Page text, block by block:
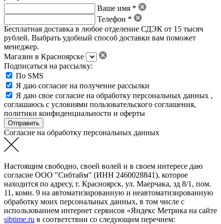
Ваше имя *
Телефон *
Бесплатная доставка в любое отделение СДЭК от 15 тысяч
рублей. Выбрать удобный способ доставки вам поможет
менеджер.
Магазин в Красноярске
Подписаться на рассылку:
По SMS
Я даю согласие на получение рассылки
Я даю свое согласие на обработку персональных данных ,
соглашаюсь с условиями пользовательского соглашения,
политики конфиденциальности и оферты
Согласие на обработку персональных данных
Настоящим свободно, своей волей и в своем интересе даю
согласие ООО "Сибтайм" (ИНН 2460028841), которое
находится по адресу, г. Красноярск, ул. Маерчака, зд 8/1, пом.
11, комн. 9 на автоматизированную и неавтоматизированную
обработку моих персональных данных, в том числе с
использованием интернет сервисов «Яндекс Метрика на сайте
sibtime.ru в соответствии со следующим перечнем: